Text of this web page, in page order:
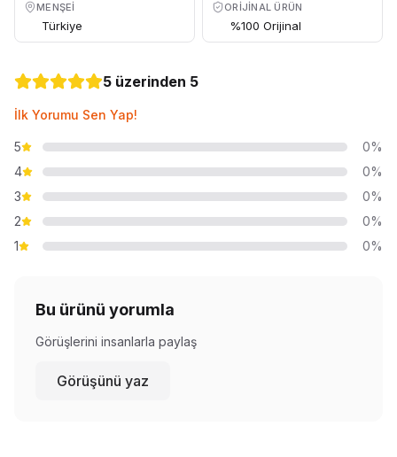
MENŞEI
Türkiye
ORIJINAL ÜRÜN
%100 Orijinal
5 üzerinden 5
İlk Yorumu Sen Yap!
5
0%
4
0%
3
0%
2
0%
1
0%
Bu ürünü yorumla
Görüşlerini insanlarla paylaş
Görüşünü yaz